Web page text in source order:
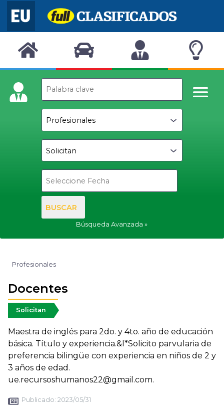
BUSCAR
Búsqueda Avanzada
Profesionales
Docentes
Solicitan
Maestra de inglés para 2do. y 4to. año de educación
básica. Título y experiencia.&l*Solicito parvularia de
preferencia bilingüe con experiencia en niños de 2 y
3 años de edad.
ue.recursoshumanos22@gmail.com.
Publicado: 2023/05/31